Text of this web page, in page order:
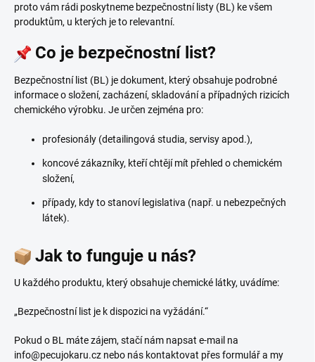
proto vám rádi poskytneme bezpečnostní listy (BL) ke všem
produktům, u kterých je to relevantní.
Co je bezpečnostní list?
Bezpečnostní list (BL) je dokument, který obsahuje podrobné
informace o složení, zacházení, skladování a případných rizicích
chemického výrobku. Je určen zejména pro:
profesionály (detailingová studia, servisy apod.),
koncové zákazníky, kteří chtějí mít přehled o chemickém
složení,
případy, kdy to stanoví legislativa (např. u nebezpečných
látek).
Jak to funguje u nás?
U každého produktu, který obsahuje chemické látky, uvádíme:
„Bezpečnostní list je k dispozici na vyžádání.“
Pokud o BL máte zájem, stačí nám napsat e-mail na
info@pecujokaru.cz nebo nás kontaktovat přes formulář a my